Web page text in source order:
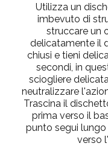
Utilizza un
imbevuto di
struccare un
delicatamente il
chiusi e tieni
secondi, in
sciogliere
neutralizzare
Trascina il
prima verso il
punto segui
verso